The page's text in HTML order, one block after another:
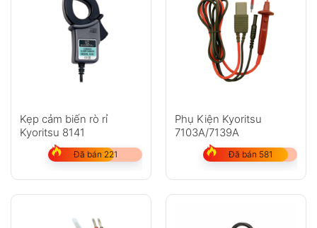
Kẹp cảm biến rò rỉ
Kyoritsu 8141
Đã bán 221
Phụ Kiện Kyoritsu
7103A/7139A
Đã bán 581